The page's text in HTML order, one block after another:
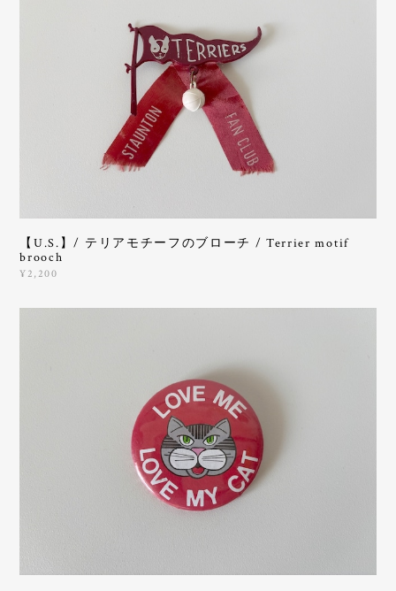
【U.S.】/ テリアモチーフのブローチ / Terrier motif
brooch
¥2,200